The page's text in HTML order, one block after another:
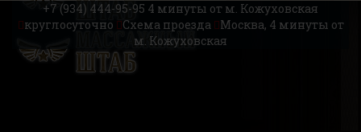
+7 (934) 444-95-95 4 минуты от м. Кожуховская
круглосуточно
Схема проезда
Москва, 4 минуты от
м. Кожуховская